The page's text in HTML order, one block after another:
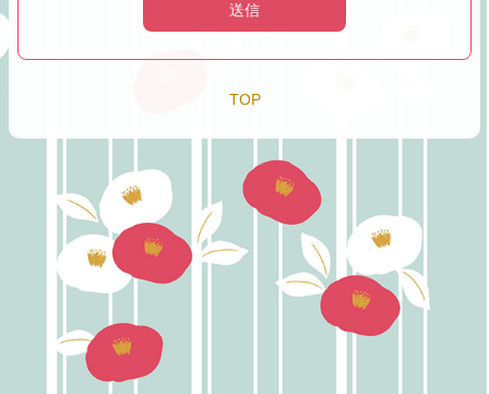
送信
TOP